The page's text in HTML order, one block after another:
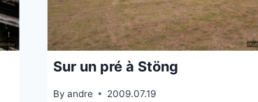
Sur un pré à Stöng
By andre 2009.07.19